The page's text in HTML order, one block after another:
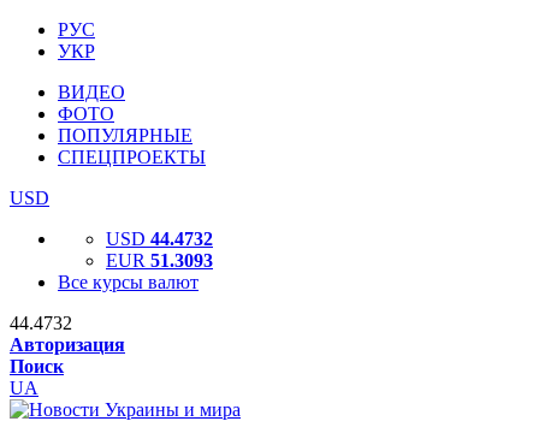
РУС
УКР
ВИДЕО
ФОТО
ПОПУЛЯРНЫЕ
СПЕЦПРОЕКТЫ
USD
USD 44.4732
EUR 51.3093
Все курсы валют
44.4732
Авторизация
Поиск
UA